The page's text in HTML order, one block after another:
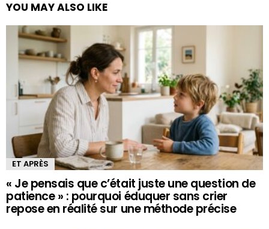
YOU MAY ALSO LIKE
ET APRÈS
« Je pensais que c’était juste une question de
patience » : pourquoi éduquer sans crier
repose en réalité sur une méthode précise